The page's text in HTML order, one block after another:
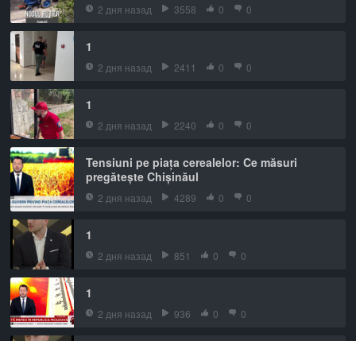
2 дня назад 3558 0 0
1
2 дня назад 2411 0 0
1
2 дня назад 2240 0 0
Tensiuni pe piața cerealelor: Ce măsuri
pregătește Chișinăul
2 дня назад 4289 0 0
1
2 дня назад 851 0 0
1
2 дня назад 936 0 0